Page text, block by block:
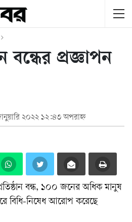
বন্ধের প্রজ্ঞাপন
২০২২ ১২:৪৩ অপরাহ্ন
বন্ধ, ১০০ জনের অধিক মানুষ
বিধি-নিষেধ আরোপ করেছে